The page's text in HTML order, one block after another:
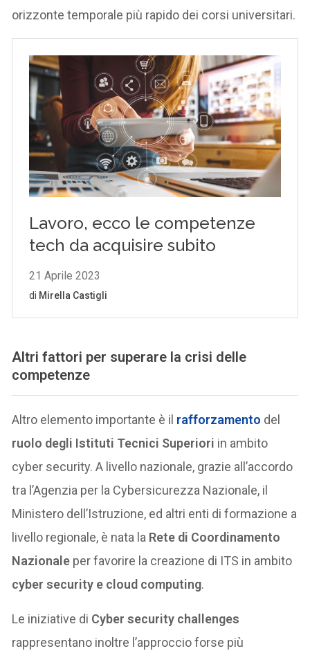
orizzonte temporale più rapido dei corsi universitari.
Altri fattori per superare la crisi delle
competenze
Altro elemento importante è il rafforzamento del
ruolo degli Istituti Tecnici Superiori in ambito
cyber security. A livello nazionale, grazie all’accordo
tra l’Agenzia per la Cybersicurezza Nazionale, il
Ministero dell’Istruzione, ed altri enti di formazione a
livello regionale, è nata la Rete di Coordinamento
Nazionale per favorire la creazione di ITS in ambito
cyber security e cloud computing.
Le iniziative di Cyber security challenges
rappresentano inoltre l’approccio forse più